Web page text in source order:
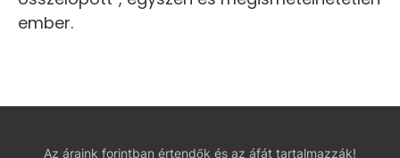
ember.
Az áraink forintban értendők és az áfát tartalmazzák!